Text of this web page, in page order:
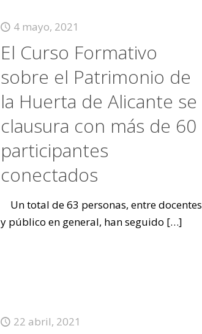
4 mayo, 2021
El Curso Formativo
sobre el Patrimonio de
la Huerta de Alicante se
clausura con más de 60
participantes
conectados
Un total de 63 personas, entre docentes
y público en general, han seguido […]
22 abril, 2021